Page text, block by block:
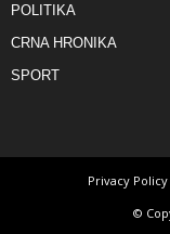
POLITIKA
CRNA HRONIKA
SPORT
Privacy Policy
©